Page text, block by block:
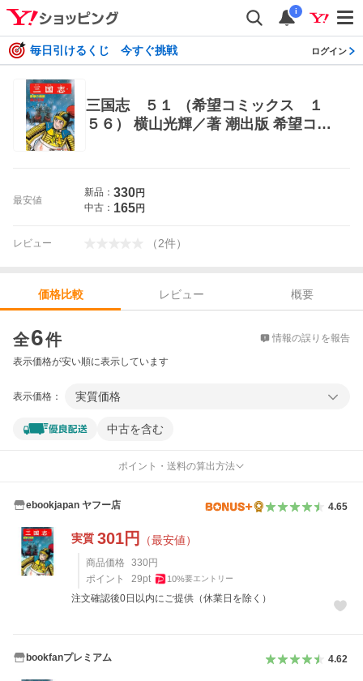
i
毎日引けるくじ 今すぐ挑戦 ログイン
三国志 ５１ （希望コミックス １
５６） 横山光輝／著 潮出版 希望コミ
最安値
新品： 330円
中古： 165円
レビュー （2件）
価格比較 レビュー
概要
全6件 情報の誤りを報告
表示価格が安い順に表示しています
表示価格： 実質価格
中古を含む
ポイント・送料の算出方法
ebookjapan ヤフー店 4.65
実質 301円 （最安値）
商品価格 330 円
ポイント
29pt 10%要エントリー
注文確認後0日以内にご提供（休業日を除く）
bookfanプレミアム 4.62